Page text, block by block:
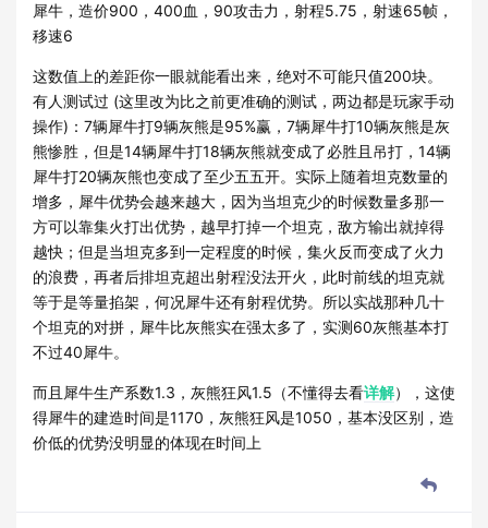
犀牛，造价900，400血，90攻击力，射程5.75，射速65帧，
移速6
这数值上的差距你一眼就能看出来，绝对不可能只值200块。
有人测试过 (这里改为比之前更准确的测试，两边都是玩家手动
操作)：7辆犀牛打9辆灰熊是95%赢，7辆犀牛打10辆灰熊是灰
熊惨胜，但是14辆犀牛打18辆灰熊就变成了必胜且吊打，14辆
犀牛打20辆灰熊也变成了至少五五开。实际上随着坦克数量的
增多，犀牛优势会越来越大，因为当坦克少的时候数量多那一
方可以靠集火打出优势，越早打掉一个坦克，敌方输出就掉得
越快；但是当坦克多到一定程度的时候，集火反而变成了火力
的浪费，再者后排坦克超出射程没法开火，此时前线的坦克就
等于是等量掐架，何况犀牛还有射程优势。所以实战那种几十
个坦克的对拼，犀牛比灰熊实在强太多了，实测60灰熊基本打
不过40犀牛。
而且犀牛生产系数1.3，灰熊狂风1.5（不懂得去看详解），这使
得犀牛的建造时间是1170，灰熊狂风是1050，基本没区别，造
价低的优势没明显的体现在时间上